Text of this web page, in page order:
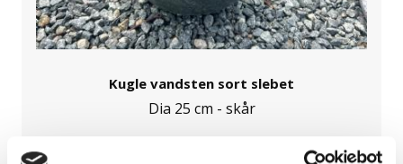
Kugle vandsten sort slebet
Dia 25 cm - skår